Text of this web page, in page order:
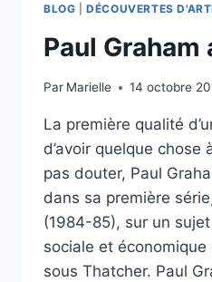
BLOG |DÉCOUVERTES
Paul Graham
Par Marielle 14 octobre
La première qualité
d’avoir quelque chose
pas douter, Paul
dans sa première
(1984-85), sur un
sociale et économique
sous Thatcher. Paul